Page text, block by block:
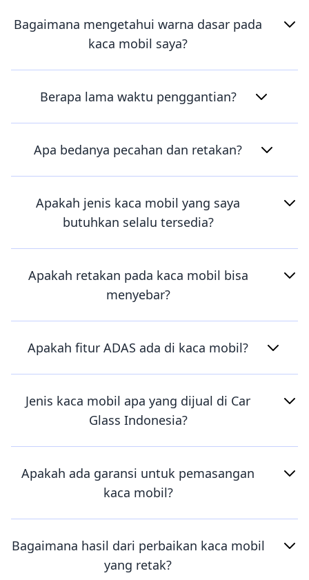
Bagaimana mengetahui warna dasar pada
kaca mobil saya?
Berapa lama waktu penggantian?
Apa bedanya pecahan dan retakan?
Apakah jenis kaca mobil yang saya
butuhkan selalu tersedia?
Apakah retakan pada kaca mobil bisa
menyebar?
Apakah fitur ADAS ada di kaca mobil?
Jenis kaca mobil apa yang dijual di Car
Glass Indonesia?
Apakah ada garansi untuk pemasangan
kaca mobil?
Bagaimana hasil dari perbaikan kaca mobil
yang retak?